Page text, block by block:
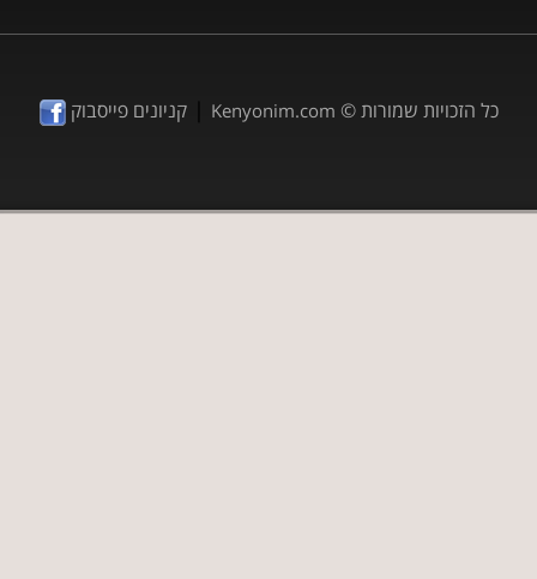
כל הזכויות שמורות © Kenyonim.com
|קניונים פייסבוק